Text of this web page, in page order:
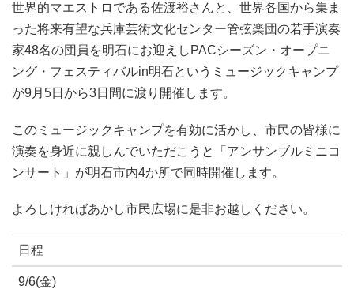
世界的マエストロである佐渡裕さんと、世界各国から集ま
った将来有望な兵庫芸術文化センター管弦楽団の若手演奏
家48名の団員を明石にお迎えしPACシーズン・オープニ
ング・フェスティバルin明石というミュージックキャンプ
が9月5日から3日間に渡り開催します。
このミュージックキャンプを有効に活かし、市民の皆様に
演奏を身近に親しんでいただこうと「アンサンブルミニコ
ンサート」が明石市内4か所で同時開催します。
よろしければあかし市民広場に是非お越しください。
日程
9/6(金)